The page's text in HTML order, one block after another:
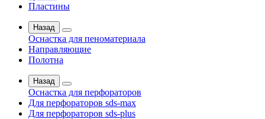
Пластины
Назад
Оснастка для пеноматериала
Направляющие
Полотна
Назад
Оснастка для перфораторов
Для перфораторов sds-max
Для перфораторов sds-plus